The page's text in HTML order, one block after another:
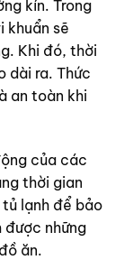
kín. Trong
khuẩn sẽ
Khi đó, thời
dài ra. Thức
an toàn khi
của các
thời gian
tủ lạnh để bảo
được những
ăn.